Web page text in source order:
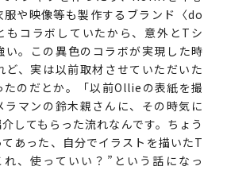
服や映像等も製作するブランド〈do
もコラボしていたから、意外とTシ
い。この異色のコラボが実現した時
ど、実は以前取材させていただいた
たのだとか。「以前Ollieの表紙を撮
ラマンの鈴木親さんに、その時気に
してもらった流れなんです。ちょう
あった、自分でイラストを描いたT
、使っていい？”という話になっ